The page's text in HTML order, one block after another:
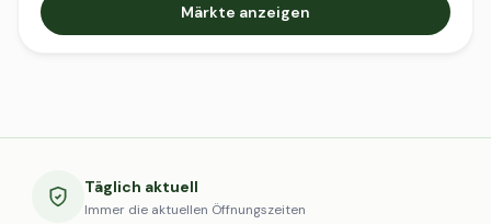
Märkte anzeigen
Täglich aktuell
Immer die aktuellen Öffnungszeiten